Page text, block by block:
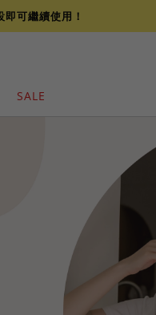
可繼續使用！
SALE